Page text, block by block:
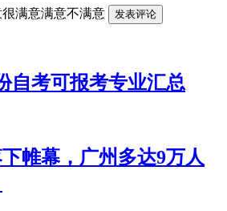
很满意满意不满意
自考可报考专业汇总
帷幕，广州多达9万人